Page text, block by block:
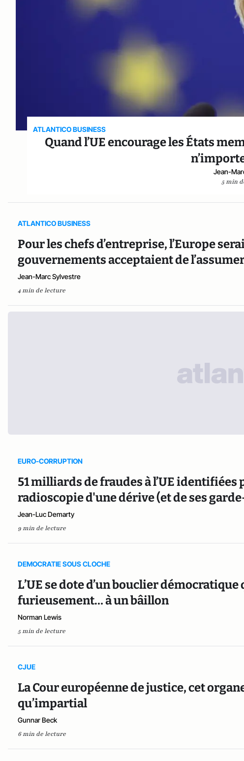
ATLANTICO BUSINESS
Quand l’UE encourage les États
Jean-
5 min
ATLANTICO BUSINESS
Pour les chefs d’entreprise, l’Europe
gouvernements acceptaient de
Jean-Marc Sylvestre
4 min de lecture
EURO-CORRUPTION
51 milliards de fraudes à l’UE identifiées
radioscopie d'une dérive (et de ses
Jean-Luc Demarty
9 min de lecture
DEMOCRATIE SOUS CLOCHE
L’UE se dote d’un bouclier
furieusement… à un bâillon
Norman Lewis
5 min de lecture
CJUE
La Cour européenne de justice, cet
qu’impartial
Gunnar Beck
6 min de lecture